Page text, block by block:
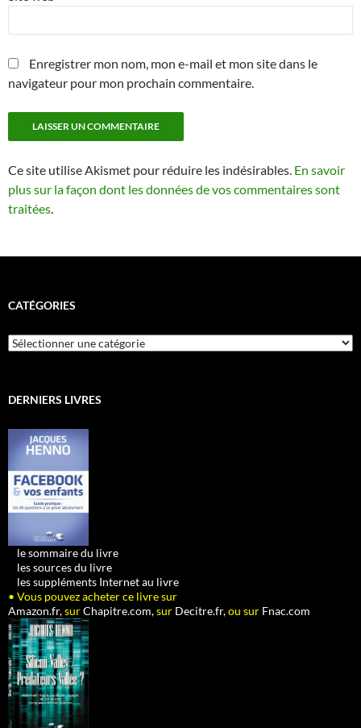
Enregistrer mon nom, mon e-mail et mon site dans le
navigateur pour mon prochain commentaire.
Ce site utilise Akismet pour réduire les indésirables. En savoir
plus sur la façon dont les données de vos commentaires sont
traitées.
CATÉGORIES
Catégories
DERNIERS LIVRES
le sommaire du livre
les sources du livre
les suppléments Internet au livre
• Vous pouvez acheter ce livre sur
Amazon.fr,surChapitre.com,sur Decitre.fr,ou sur Fnac.com